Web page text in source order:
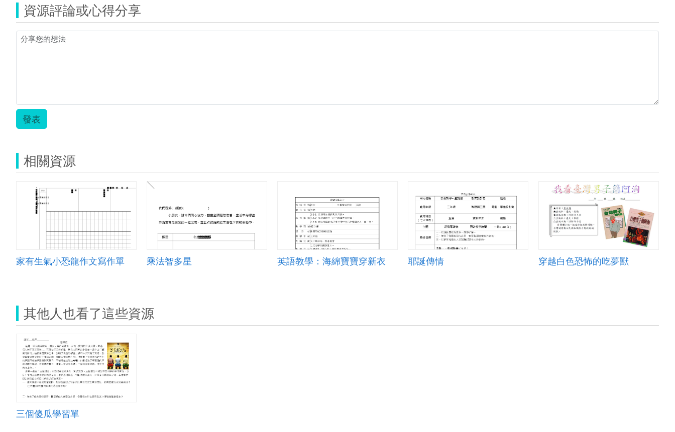
資源評論或心得分享
發表
相關資源
家有生氣小恐龍作文寫作單 乘法智多星 英語教學：海綿寶寶穿新衣 耶誕傳情 穿越白色恐怖的吃夢獸
其他人也看了這些資源
三個傻瓜學習單